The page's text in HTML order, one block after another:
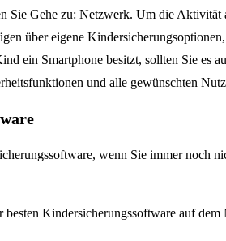
Sie Gehe zu: Netzwerk. Um die
über eigene
ein Smartphone besitzt, sollten Sie es
und alle gewünschten
wenn Sie immer noch
besten Kindersicherungssoftware auf